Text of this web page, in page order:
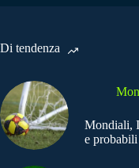
Di tendenza
Mondiali,
e